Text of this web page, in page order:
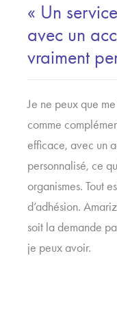
« Un
avec un
vraiment
Je ne peux que
comme
efficace, avec un
personnalisé, ce
organismes. Tout
d’adhésion.
soit la demande
je peux avoir.